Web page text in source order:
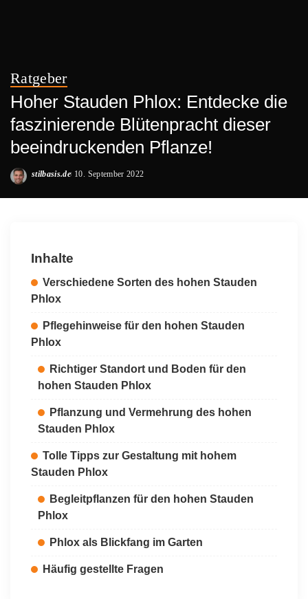
Ratgeber
Hoher Stauden Phlox: Entdecke die
faszinierende Blütenpracht dieser
beeindruckenden Pflanze!
Posted
stilbasis.de 10. September 2022
Inhalte
Verschiedene Sorten des hohen Stauden
Phlox
Pflegehinweise für den hohen Stauden
Phlox
Richtiger Standort und Boden für den
hohen Stauden Phlox
Pflanzung und Vermehrung des hohen
Stauden Phlox
Tolle Tipps zur Gestaltung mit hohem
Stauden Phlox
Begleitpflanzen für den hohen Stauden
Phlox
Phlox als Blickfang im Garten
Häufig gestellte Fragen